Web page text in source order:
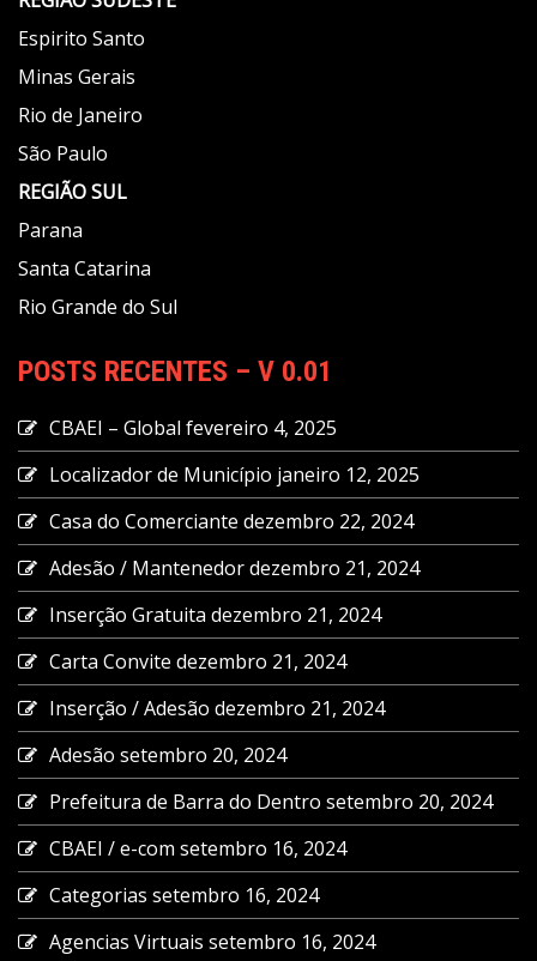
Espirito Santo
Minas Gerais
Rio de Janeiro
São Paulo
REGIÃOSUL
Parana
Santa Catarina
Rio Grande do Sul
POSTS RECENTES – V 0.01
CBAEI – Global fevereiro 4, 2025
Localizador de Município janeiro 12, 2025
Casa do Comerciante dezembro 22, 2024
Adesão / Mantenedordezembro 21, 2024
Inserção Gratuita dezembro 21, 2024
Carta Convite dezembro 21, 2024
Inserção / Adesão dezembro 21, 2024
Adesão setembro 20, 2024
Prefeitura de Barra do Dentro setembro 20, 2024
CBAEI / e-com setembro 16, 2024
Categorias setembro 16, 2024
Agencias Virtuais setembro 16, 2024